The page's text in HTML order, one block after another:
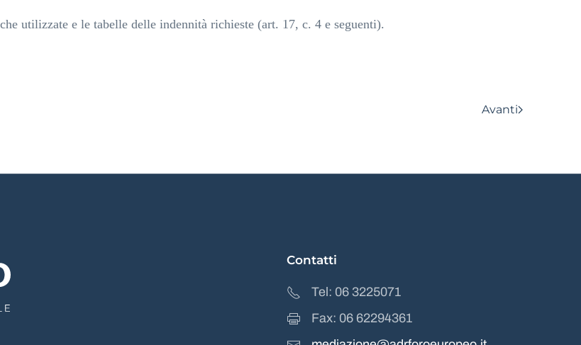
utilizzate e le tabelle delle indennità richieste (art. 17, c. 4 e seguenti).
Avanti
Contatti
Tel: 06 3225071
Fax: 06 62294361